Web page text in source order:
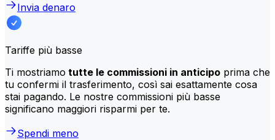
Invia denaro
Tariffe più basse
Ti mostriamo tutte le commissioni in anticipo prima che
tu confermi il trasferimento, così sai esattamente cosa
stai pagando. Le nostre commissioni più basse
significano maggiori risparmi per te.
Spendi meno